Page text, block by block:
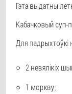
Гэта выдатны
Кабачковый суп-
Для падрыхтоўкі
2 невялікіх
1 моркву;